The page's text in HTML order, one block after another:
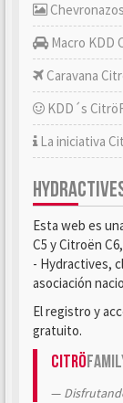
Macro KDD
Caravana
KDD´s
La iniciativa
Esta web es
C5 y Citroën
- Hydractives,
asociación
El registro y
gratuito.
Citrö